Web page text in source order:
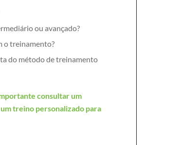
ou avançado?
o treinamento?
do método de treinamento
consultar um
treino personalizado para